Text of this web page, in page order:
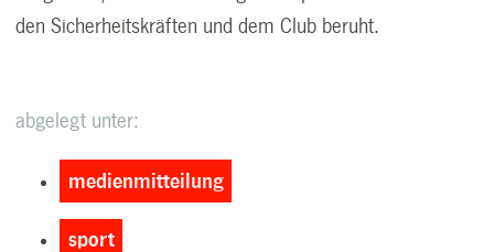
den Sicherheitskräften und dem Club beruht.
abgelegt unter:
medienmitteilung
sport